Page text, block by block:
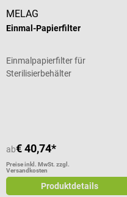
MELAG
Einmal-Papierfilter
Einmalpapierfilter für
Sterilisierbehälter
ab€ 40,74*
Preise inkl. MwSt. zzgl.
Versandkosten
Produktdetails